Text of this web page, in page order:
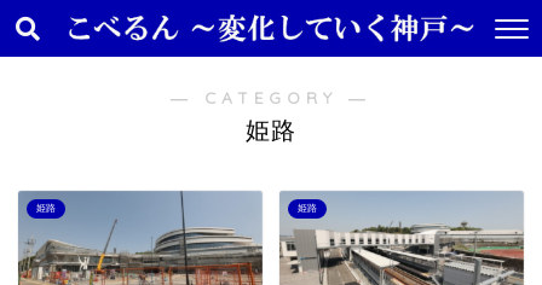
― CATEGORY ―
姫路
姫路 姫路